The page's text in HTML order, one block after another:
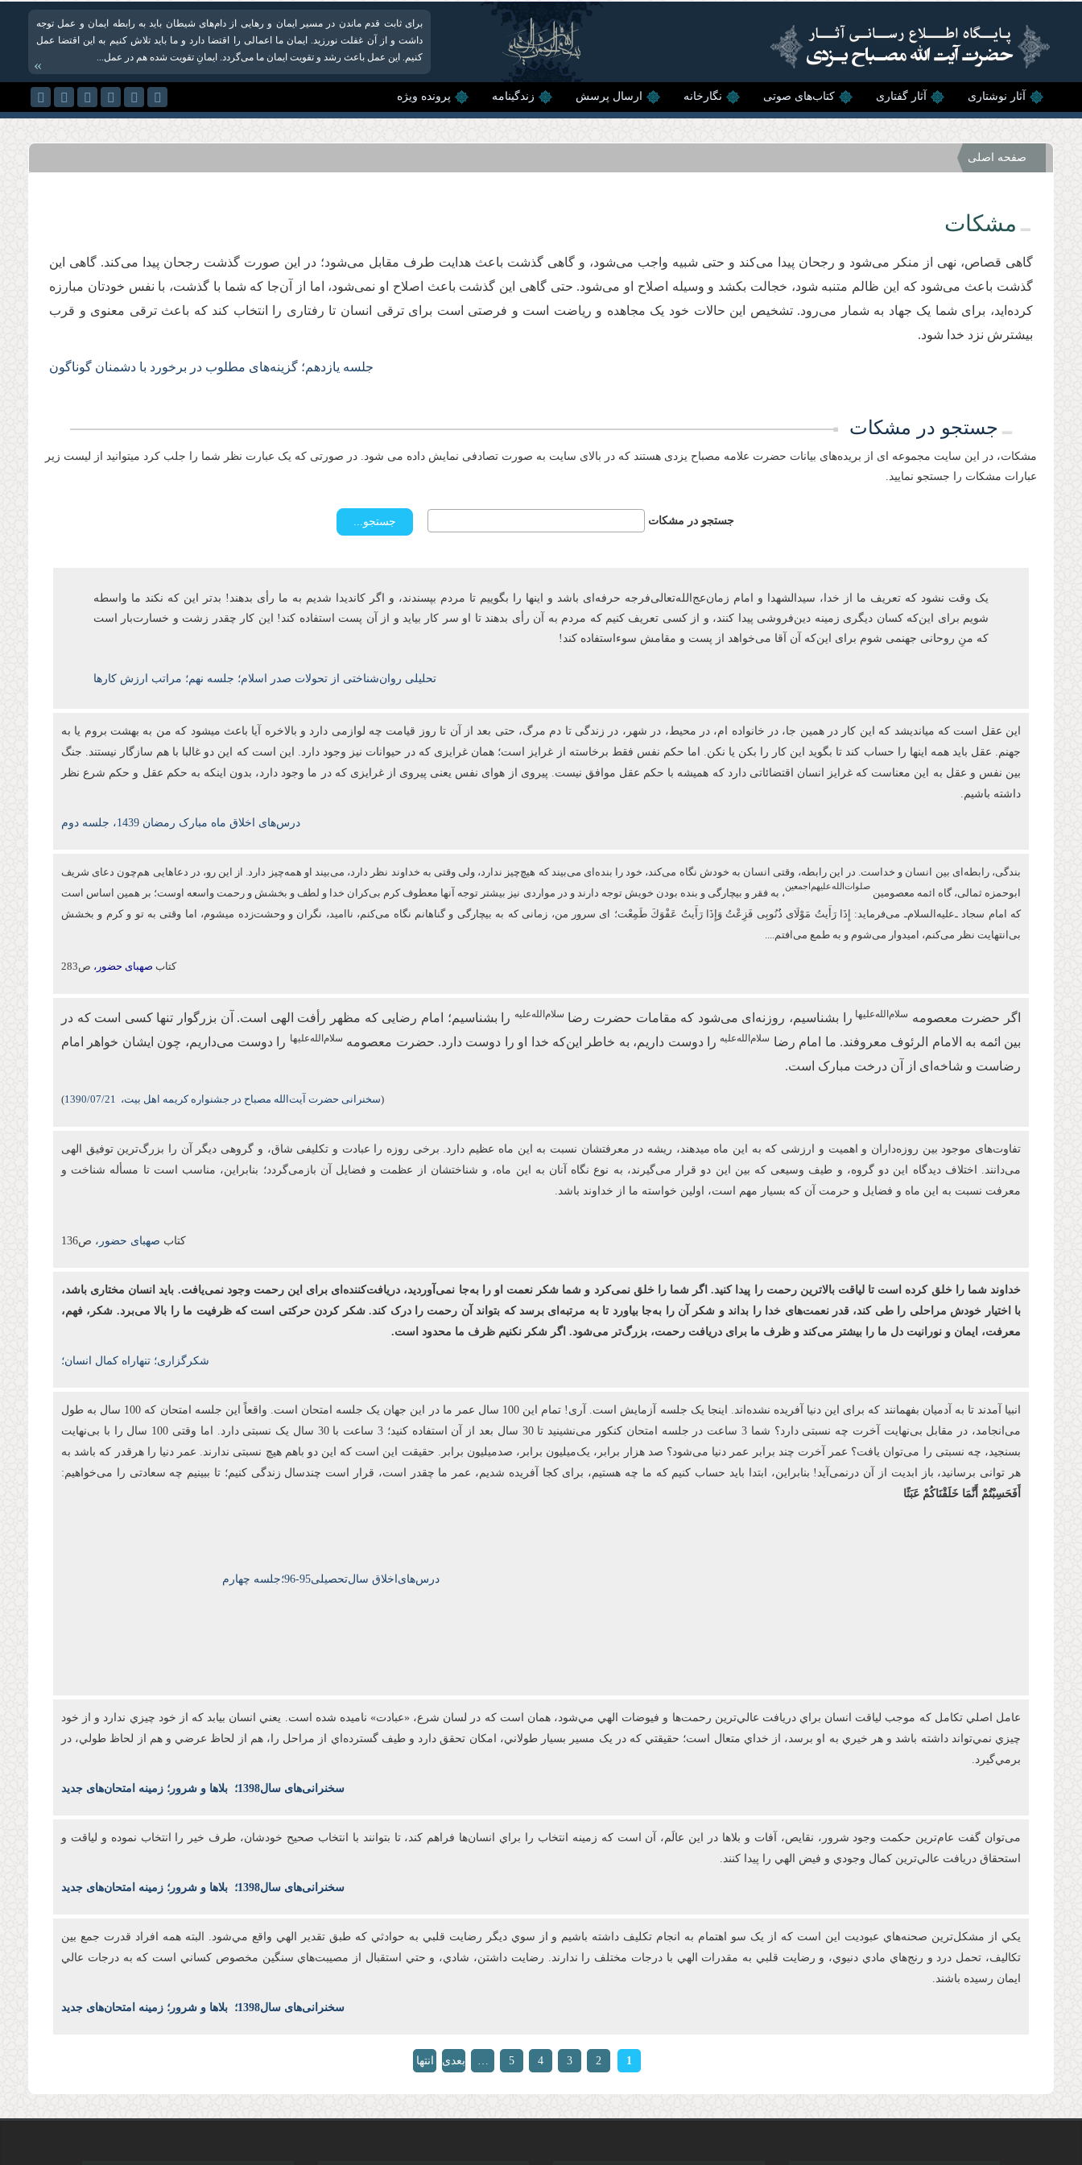
برای ثابت قدم ماندن در مسیر ایمان و رهایی از دام‌های شیطان باید به رابطه ایمان و عمل توجه
داشت و از آن غفلت نورزید. ایمان ما اعمالی را اقتضا دارد و ما باید تلاش کنیم به این اقتضا عمل
کنیم. این عمل باعث رشد و تقویت ایمان ما می‌گردد. ایمانِ تقویت شده هم در عمل...
»
آثار نوشتاری آثار گفتاری کتاب‌های صوتی نگارخانه ارسال پرسش زندگینامه پرونده ویژه
صفحه اصلی
مشکات
گاهی قصاص، نهی از منکر می‌شود و رجحان پیدا می‌کند و حتی شبیه واجب می‌شود، و گاهی گذشت باعث هدایت طرف مقابل می‌شود؛ در این صورت گذشت رجحان پیدا می‌کند. گاهی این
گذشت باعث می‌شود که این ظالم متنبه شود، خجالت بکشد و وسیله اصلاح او می‌شود. حتی گاهی این گذشت باعث اصلاح او نمی‌شود، اما از آن‌جا که شما با گذشت، با نفس خودتان مبارزه
کرده‌اید، برای شما یک جهاد به شمار می‌رود. تشخیص این‌ حالات خود یک مجاهده و ریاضت است و فرصتی است برای ترقی انسان تا رفتاری را انتخاب کند که باعث ترقی معنوی و قرب
بیشترش نزد خدا شود.
جلسه یازدهم؛ گزینه‌های مطلوب در برخورد با دشمنان گوناگون
جستجو در مشکات
مشکات، در این سایت مجموعه ای از بریده‌های بیانات حضرت علامه مصباح یزدی هستند که در بالای سایت به صورت تصادفی نمایش داده می شود. در صورتی که یک عبارت نظر شما را جلب کرد میتوانید از لیست زیر
عبارات مشکات را جستجو نمایید.
جستجو در مشکات
یک وقت نشود که تعریف ما از خدا، سیدالشهدا و امام زمان‌عج‌الله‌تعالی‌فرجه حرفه‌ای باشد و این­ها را بگوییم تا مردم بپسندند، و اگر کاندیدا شدیم به ما رأی بدهند! بدتر این که نکند ما واسطه
شویم برای این‌که کسان دیگری زمینه دین‌فروشی پیدا کنند، و از کسی تعریف کنیم که مردم به آن رأی ‌بدهند تا او سر کار بیاید و از آن پست‌ استفاده کند! این کار چقدر زشت و خسارتبار است
که منِ روحانی جهنمی شوم برای اینکه آن آقا می‌خواهد از پست و مقامش سوءاستفاده کند!
تحلیلی روان‌شناختی از تحولات صدر اسلام؛ جلسه نهم؛ مراتب ارزش کارها
این عقل است که میاندیشد که این کار در همین جا، در خانواده ام، در محیط، در شهر، در زندگی تا دم مرگ، حتی بعد از آن تا روز قیامت چه لوازمی دارد و بالاخره آیا باعث میشود که من به بهشت بروم یا به
جهنم. عقل باید همه اینها را حساب کند تا بگوید این کار را بکن یا نکن. اما حکم نفس فقط برخاسته از غرایز است؛ همان غرایزی که در حیوانات نیز وجود دارد. این است که این دو غالبا با هم سازگار نیستند. جنگ
بین نفس و عقل به این معناست که غرایز انسان اقتضائاتی دارد که همیشه با حکم عقل موافق نیست. پیروی از هوای نفس یعنی پیروی از غرایزی که در ما وجود دارد، بدون اینکه به حکم عقل و حکم شرع نظر
داشته باشیم.
درس‌های اخلاق ماه مبارک رمضان 1439، جلسه دوم
بندگی، رابطه‌ای بین انسان و خداست. در این رابطه، وقتی انسان به خودش نگاه می‌کند، خود را بنده‌ای می‌بیند که هیچ‌چیز ندارد، ولی وقتی به خداوند نظر دارد، می‌بیند او همه‌چیز دارد. از این‌ رو، در دعاهایی هم‌چون دعای شریف
ابو‌حمزه ثمالی، گاه ائمه معصومین
صلوات‌‌الله‌‌عليهم‌‌اجمعين
، به فقر و بیچارگی و بنده بودن خویش توجه دارند و در مواردی نیز بیشتر توجه آنها معطوف كرم بی‌کران خدا و لطف و بخشش و رحمت واسعه اوست؛ بر همین اساس است
كه امام سجاد ـ‌علیه‌السلام‌ـ می‌فرماید: إِذَا رَأَیتُ مَوْلَای ذُنُوبِی فَزِعْتُ وَإِذَا رَأَیتُ عَفْوَكَ طَمِعْت؛ ای سرور من، زمانی که به بیچارگی و گناهانم نگاه می‌کنم، ناامید، نگران و وحشت‌زده می‏شوم، اما وقتی به تو و كرم و بخشش
بی‌انتهایت نظر می‌کنم، امیدوار ‏می‌شوم و به طمع می‌افتم....
کتاب صهبای حضور، ص283
اگر حضرت معصومه سلام‌الله‌علیها را بشناسیم، روزنه‌ای می‌شود که مقامات حضرت رضا سلام‌الله‌علیه را بشناسیم؛ امام رضایی که مظهر رأفت الهی است. آن بزرگوار تنها کسی است که در
بین ائمه به الامام الرئوف معروفند. ما امام رضا سلام‌الله‌علیه را دوست داریم، به خاطر این‌که خدا او را دوست دارد. حضرت معصومه سلام‌الله‌علیها را دوست می‌داریم، چون ایشان خواهر امام
رضاست و شاخه‌ای از آن درخت مبارک است.
(سخنرانی حضرت آیت‌الله مصباح در جشنواره کریمه اهل بیت، 1390/07/21
)
تفاوت‌های موجود بین روزه‌‏داران و اهمیت و ارزشی كه به این ماه می‏دهند، ریشه در معرفتشان نسبت به این ماه عظیم دارد. برخی روزه را عبادت و تكلیفی شاق، و گروهی دیگر آن را بزرگ‌ترین توفیق الهی
می‌دانند. اختلاف دیدگاه این دو گروه، و طیف وسیعی که بین این دو قرار می‌گیرند، به نوع نگاه آنان به این ماه، و شناختشان از عظمت و فضایل آن بازمی‌گردد؛ بنابراین، مناسب است تا مسأله شناخت و
معرفت نسبت به این ماه و فضایل و حرمت آن که بسیار مهم است، اولین خواسته ما از خداوند باشد.
کتاب صهبای حضور، ص136
خداوند شما را خلق کرده ‌است تا لیاقت بالاترین رحمت را پیدا کنید. اگر شما را خلق نمی‌کرد و شما شکر نعمت او را به‌جا نمی‌آوردید، دریافت‌کننده‌ای برای این رحمت وجود نمی‌یافت. باید انسان مختاری باشد،
با اختیار خودش مراحلی را طی کند، قدر نعمت‌های خدا را بداند و شکر آن را به‌جا بیاورد تا به مرتبه‌ای برسد که بتواند آن رحمت را درک کند. شکر کردن حرکتی است که ظرفیت ما را بالا می‌برد. شکر، فهم،
معرفت، ایمان و نورانیت دل ما را بیشتر می‌کند و ظرف ما برای دریافت رحمت، بزرگ‌تر می‌شود. اگر شکر نکنیم ظرف ما محدود است.
شکرگزاری؛ تنهاراه کمال انسان؛
انبیا آمدند تا به آدمیان بفهمانند که برای این دنیا آفریده نشده‌اند. اینجا یک جلسه آزمایش است. آری! تمام این 100 سال عمر ما در این جهان یک جلسه امتحان است. واقعاً این جلسه امتحان که 100 سال به طول
می‌انجامد، در مقابل بی‌نهایت آخرت چه نسبتی دارد؟ شما 3 ساعت در جلسه امتحان کنکور می‌نشینید تا 30 سال بعد از آن استفاده کنید؛ 3 ساعت با 30 سال یک نسبتی دارد. اما وقتی 100 سال را با بی‌نهایت
بسنجید، چه نسبتی را می‌توان یافت؟ عمر آخرت چند برابر عمر دنیا می‌شود؟ صد هزار برابر، یک‌میلیون برابر، صدمیلیون برابر. حقیقت این است که این دو باهم هیچ نسبتی ندارند. عمر دنیا را هرقدر که باشد به
هر توانی برسانید، باز ابدیت از آن درنمی‌آید! بنابراین، ابتدا باید حساب کنیم که ما چه هستیم، برای کجا آفریده شدیم، عمر ما چقدر است، قرار است چندسال زندگی کنیم؛ تا ببینیم چه سعادتی را می‌خواهیم:
أَفَحَسِبْتُمْ أَنَّمَا خَلَقْنَاكُمْ عَبَثًا
درس‌های‌اخلاق سال‌تحصیلی‌95-96؛جلسه چهارم
عامل اصلي تکامل که موجب لياقت انسان براي دريافت عالي‌ترين رحمت‌ها و فيوضات الهي مي‌شود، همان است که در لسان شرع، «عبادت» ناميده شده است. يعني انسان بيابد که از خود چيزي ندارد و از خود
چيزي نمي‌تواند داشته باشد و هر خيري به او برسد، از خداي متعال است؛ حقيقتي که در يک مسير بسيار طولاني، امکان تحقق دارد و طيف گسترده‌اي از مراحل را، هم از لحاظ عرضي و هم از لحاظ طولي، در
برمي‌گيرد.
سخنرانی‌های سال1398 ؛ بلاها و شرور؛ زمینه امتحان‌های جدید
می‌توان گفت عام‌ترين حکمت وجود شرور، نقايص، آفات و بلاها در اين عالَم، آن است که زمينه انتخاب را براي انسان‌ها فراهم کند، تا بتوانند با انتخاب صحيح خودشان، طرف خير را انتخاب نموده و لياقت و
استحقاق دريافت عالي‌ترين کمال وجودي و فيض الهي را پيدا کنند.
سخنرانی‌های سال1398 ؛ بلاها و شرور؛ زمینه امتحان‌های جدید
يکي از مشکل‌ترين صحنه‌هاي عبوديت این است که از يک سو اهتمام به انجام تکليف داشته باشيم و از سوي ديگر رضايت قلبي به حوادثي که طبق تقدير الهي واقع مي‌شود. البته همه افراد قدرت جمع بين
تکاليف، تحمل درد و رنج‌هاي مادي دنيوي، و رضايت قلبي به مقدرات الهي با درجات مختلف را ندارند. رضايت‌ داشتن، شادي، و حتي استقبال از مصيبت‌هاي سنگين مخصوص کساني است که به درجات عالي
ايمان رسيده باشند.
سخنرانی‌های سال1398 ؛ بلاها و شرور؛ زمینه امتحان‌های جدید
1
2
3
4
5
…
بعدی
انتها